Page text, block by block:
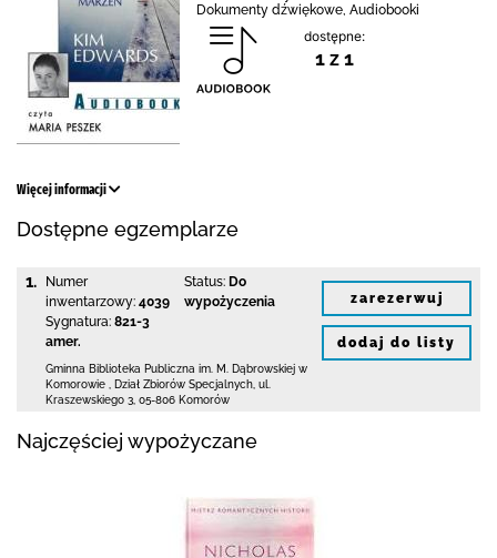
Dokumenty dźwiękowe, Audiobooki
dostępne:
1 z 1
Więcej informacji
Dostępne egzemplarze
1.
Numer
inwentarzowy: 4039
Sygnatura: 821-3
amer.
Status: Do
wypożyczenia
Gminna Biblioteka Publiczna im. M. Dąbrowskiej w
Komorowie
Dział Zbiorów Specjalnych, ul.
Kraszewskiego 3 05-806 Komorów
zarezerwuj
dodaj do listy
Najczęściej wypożyczane